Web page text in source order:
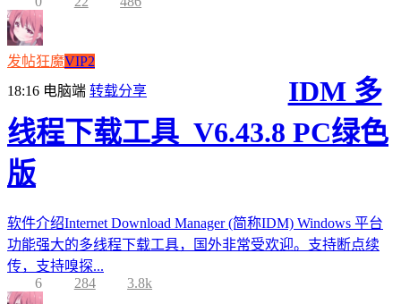
发帖狂魔VIP2
18:16 电脑端 转载分享
IDM 多
线程下载工具_V6.43.8 PC绿色
版
软件介绍Internet Download Manager (简称IDM) Windows 平台
功能强大的多线程下载工具，国外非常受欢迎。支持断点续
传，支持嗅探...
6
284 3.8k